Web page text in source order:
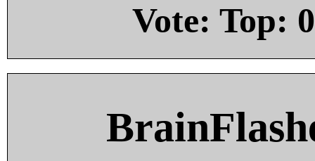
Vote: Top: 0